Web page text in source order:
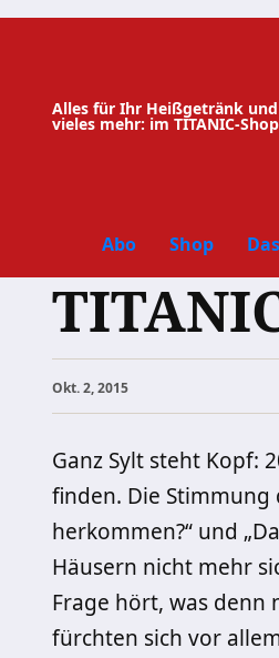
Zum
Alles für Ihr Heißgetränk und
vieles mehr: im TITANIC-Shop
Abo Shop
Okt. 2, 2015
Ganz Sylt steht Kopf:
finden. Die
herkommen?“ und
Häusern nicht mehr
Frage hört, was denn
fürchten sich vor